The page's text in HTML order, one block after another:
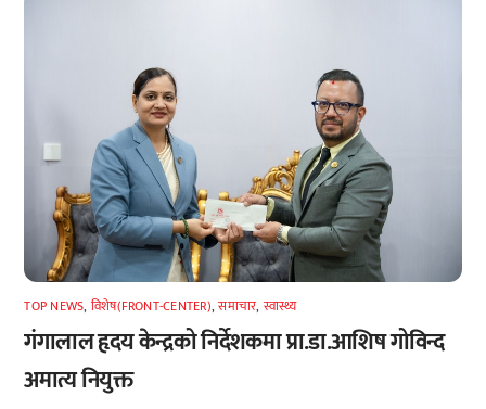
TOP NEWS, विशेष(FRONT-CENTER),समाचार, स्वास्थ्य
गंगालाल हृदय केन्द्रको निर्देशकमा प्रा.डा.आशिष गोविन्द
अमात्य नियुक्त